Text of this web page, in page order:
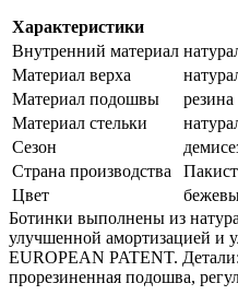
Характеристики
Внутренний материал
Материал верха
Материал подошвы
резина
Материал стельки
Сезон
Страна производства
Цвет
Ботинки выполнены из
улучшенной амортизацией и
EUROPEAN PATENT.
прорезиненная подошва,